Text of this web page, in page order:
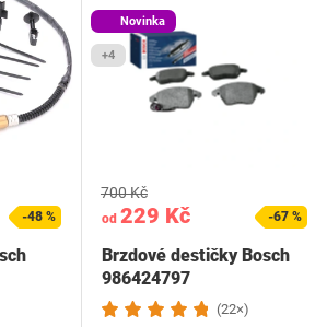
-48 %
Novinka
+4
od 229 Kč
700 Kč
-67 %
Brzdové destičky Bosch
986424797
(22×)